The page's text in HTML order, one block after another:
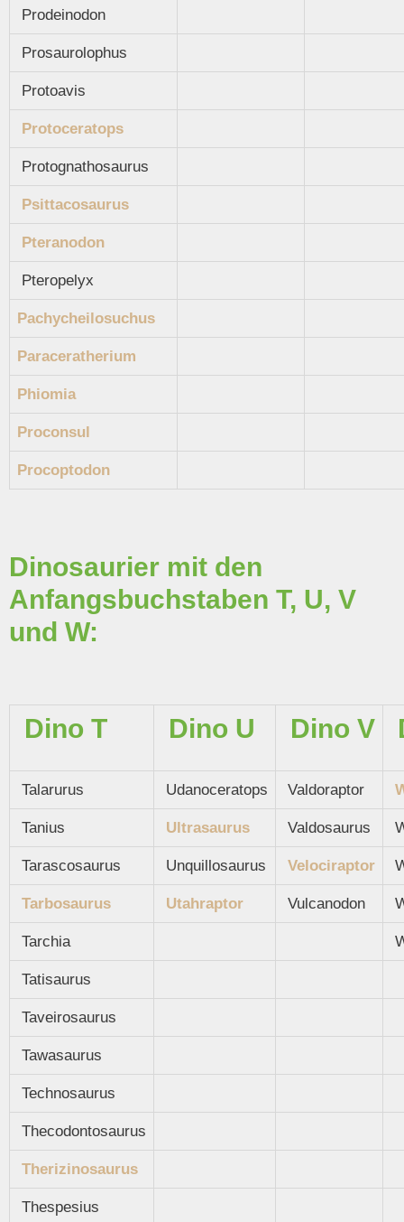
Prodeinodon
Prosaurolophus
Protoavis
Protoceratops
Protognathosaurus
Psittacosaurus
Pteranodon
Pteropelyx
Pachycheilosuchus
Paraceratherium
Phiomia
Proconsul
Procoptodon
Dinosaurier mit den
Anfangsbuchstaben T, U, V
und W:
Dino T Dino U Dino V
Talarurus Udanoceratops Valdoraptor
Tanius Ultrasaurus Valdosaurus
Tarascosaurus Unquillosaurus Velociraptor
Tarbosaurus Utahraptor Vulcanodon
Tarchia
Tatisaurus
Taveirosaurus
Tawasaurus
Technosaurus
Thecodontosaurus
Therizinosaurus
Thespesius